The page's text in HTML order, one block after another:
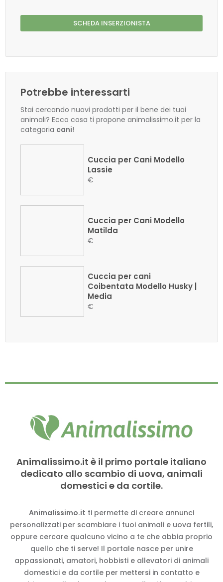
SCHEDA INSERZIONISTA
Potrebbe interessarti
Stai cercando nuovi prodotti per il bene dei tuoi
animali? Ecco cosa ti propone animalissimo.it per la
categoria cani!
Cuccia per Cani Modello
Lassie
€
Cuccia per Cani Modello
Matilda
€
Cuccia per cani
Coibentata Modello Husky |
Media
€
Animalissimo.it è il primo portale italiano
dedicato allo scambio di uova, animali
domestici e da cortile.
Animalissimo.it ti permette di creare annunci
personalizzati per scambiare i tuoi animali e uova fertili,
oppure cercare qualcuno vicino a te che abbia proprio
quello che ti serve! Il portale nasce per unire
appassionati, amatori, hobbisti e allevatori di animali
domestici e da cortile per mettersi in contatto e